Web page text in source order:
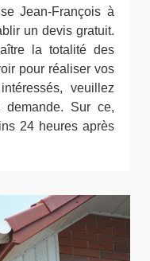
Jean-François à
un devis gratuit.
la totalité des
pour réaliser vos
veuillez
Sur ce,
24 heures après